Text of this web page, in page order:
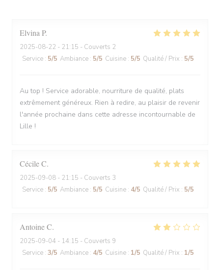
Elvina P
2025-08-22 - 21:15 - Couverts 2
Service : 5/5 Ambiance : 5/5 Cuisine : 5/5 Qualité / Prix : 5/5
Au top ! Service adorable, nourriture de qualité, plats
extrêmement généreux. Rien à redire, au plaisir de revenir
l'année prochaine dans cette adresse incontournable de
Lille !
CécileC
2025-09-08 - 21:15 - Couverts 3
Service : 5/5 Ambiance : 5/5 Cuisine : 4/5 Qualité / Prix : 5/5
AntoineC
2025-09-04 - 14:15 - Couverts 9
Service : 3/5 Ambiance : 4/5 Cuisine : 1/5 Qualité / Prix : 1/5